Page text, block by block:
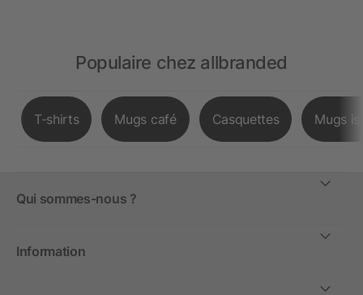
Populaire chez allbranded
T-shirts Mugs café Casquettes Mugs
Qui sommes-nous ?
Information